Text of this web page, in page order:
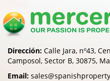
Dirección: Calle Jara, nº43,
Camposol, Sector B, 30875,
Email: